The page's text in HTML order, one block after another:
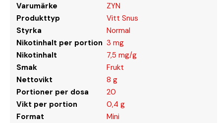
Varumärke
ZYN
Produkttyp
Vitt Snus
Styrka
Normal
Nikotinhalt per portion 3 mg
Nikotinhalt
7,5 mg/g
Smak
Frukt
Nettovikt
8 g
Portioner per dosa
20
Vikt per portion
0,4 g
Format
Mini